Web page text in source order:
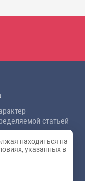
статьей
находиться на
указанных в